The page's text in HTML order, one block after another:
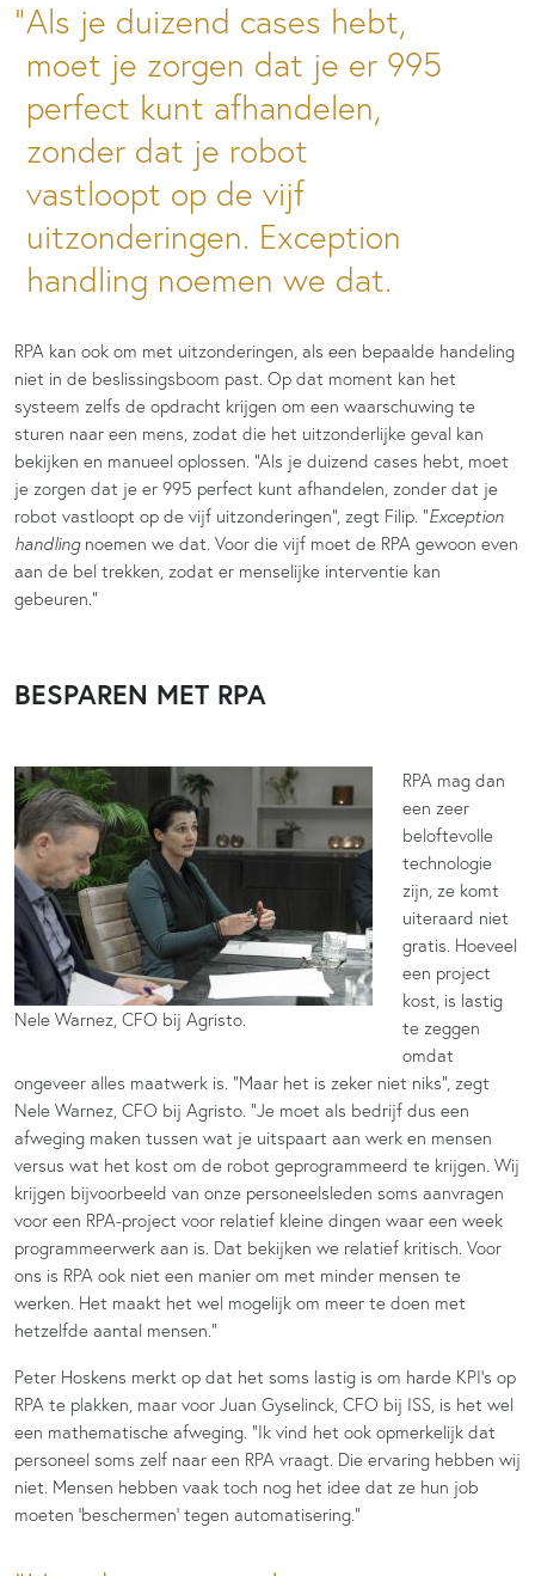
Als je duizend cases hebt,
moet je zorgen dat je er 995
perfect kunt afhandelen,
zonder dat je robot
vastloopt op de vijf
uitzonderingen. Exception
handling noemen we dat.
RPA kan ook om met uitzonderingen, als een bepaalde handeling
niet in de beslissingsboom past. Op dat moment kan het
systeem zelfs de opdracht krijgen om een waarschuwing te
sturen naar een mens, zodat die het uitzonderlijke geval kan
bekijken en manueel oplossen. “Als je duizend cases hebt, moet
je zorgen dat je er 995 perfect kunt afhandelen, zonder dat je
robot vastloopt op de vijf uitzonderingen”, zegt Filip. “Exception
handlingnoemen we dat. Voor die vijf moet de RPA gewoon even
aan de bel trekken, zodat er menselijke interventie kan
gebeuren.”
BESPAREN MET RPA
Nele Warnez, CFO bij Agristo.
RPA mag dan
een zeer
beloftevolle
technologie
zijn, ze komt
uiteraard niet
gratis. Hoeveel
een project
kost, is lastig
te zeggen
omdat
ongeveer alles maatwerk is. “Maar het is zeker niet niks”, zegt
Nele Warnez, CFO bij Agristo. “Je moet als bedrijf dus een
afweging maken tussen wat je uitspaart aan werk en mensen
versus wat het kost om de robot geprogrammeerd te krijgen. Wij
krijgen bijvoorbeeld van onze personeelsleden soms aanvragen
voor een RPA-project voor relatief kleine dingen waar een week
programmeerwerk aan is. Dat bekijken we relatief kritisch. Voor
ons is RPA ook niet een manier om met minder mensen te
werken. Het maakt het wel mogelijk om meer te doen met
hetzelfde aantal mensen.”
Peter Hoskens merkt op dat het soms lastig is om harde KPI’s op
RPA te plakken, maar voor Juan Gyselinck, CFO bij ISS, is het wel
een mathematische afweging. “Ik vind het ook opmerkelijk dat
personeel soms zelf naar een RPA vraagt. Die ervaring hebben wij
niet. Mensen hebben vaak toch nog het idee dat ze hun job
moeten ‘beschermen’ tegen automatisering.”